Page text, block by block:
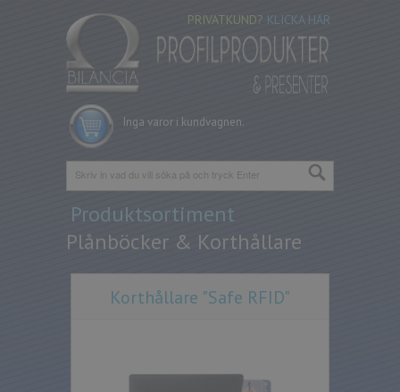
Inga varor i kundvagnen.
PRIVATKUND? KLICKA HÄR
Produktsortiment
Plånböcker & Korthållare
Korthållare "Safe RFID"